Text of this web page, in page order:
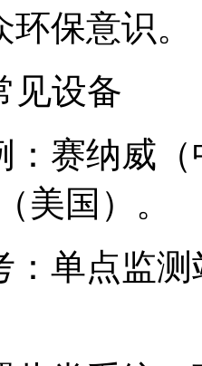
保意识。
设备
纳威（
美国）。
点监测